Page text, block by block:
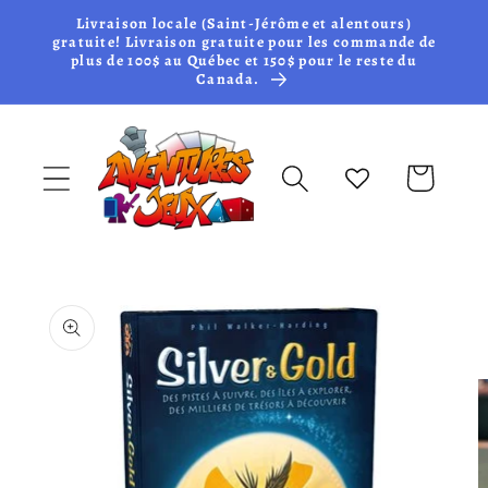
et passer
au
contenu
Livraison locale (Saint-Jérôme et alentours)
gratuite! Livraison gratuite pour les commande de
plus de 100$ au Québec et 150$ pour le reste du
Canada.
Panier
informations
produits